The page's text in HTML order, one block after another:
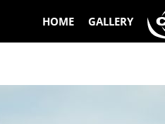
HOME GALLERY